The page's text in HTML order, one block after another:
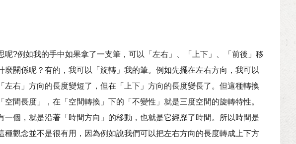
?例如我的手中如果拿了一支筆，可以「左右」、「上下」、「前後」移
關係呢？有的，我可以「旋轉」我的筆。例如先擺在左右方向，我可以
右」方向的長度變短了，但在「上下」方向的長度變長了。但這種轉換
間長度」，在「空間轉換」下的「不變性」就是三度空間的旋轉特性。
個，就是沿著「時間方向」的移動，也就是它經歷了時間。所以時間是
觀念並不是很有用，因為例如說我們可以把左右方向的長度轉成上下方